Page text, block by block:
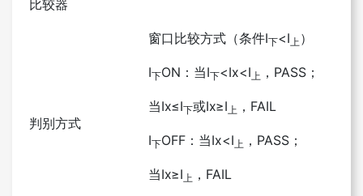
比较器
判别方式
窗口比较方式（条件I下<I上）
I下ON：当I下<Ix<I上 ，PASS；
当Ix≤I下或Ix≥I上 ，FAIL
I下OFF：当Ix<I上 ，PASS；
当Ix≥I上 ，FAIL